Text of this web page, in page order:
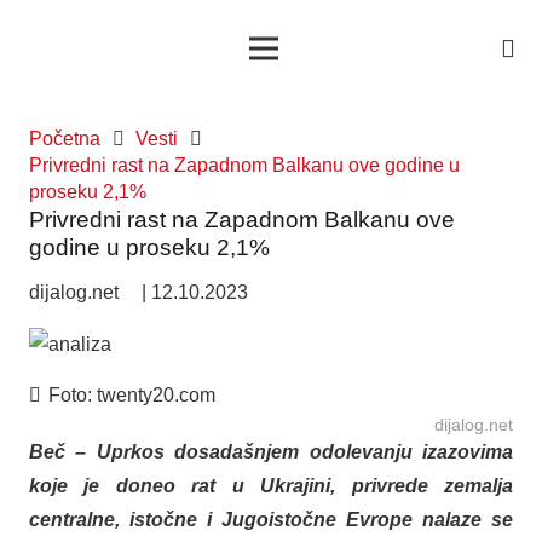
Početna
Vesti
Privredni rast na Zapadnom Balkanu ove godine u
proseku 2,1%
Privredni rast na Zapadnom Balkanu ove
godine u proseku 2,1%
dijalog.net 12.10.2023
Foto:twenty20.com
dijalog.net
Beč – Uprkos dosadašnjem odolevanju izazovima
koje je doneo rat u Ukrajini, privrede zemalja
centralne, istočne i Jugoistočne Evrope nalaze se